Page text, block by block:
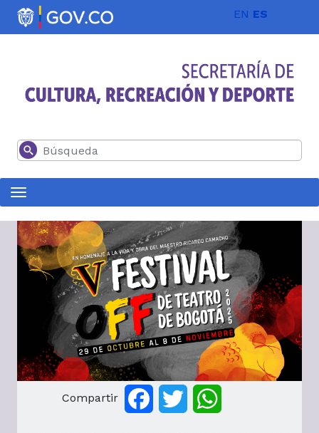
Pasar al contenido principal EN ES
Buscar
Compartir FacebookTwitter